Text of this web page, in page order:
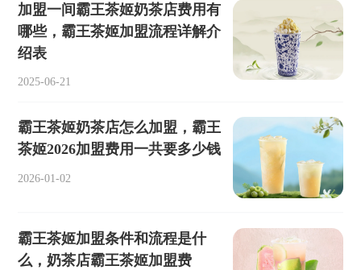
加盟一间霸王茶姬奶茶店费用有
哪些，霸王茶姬加盟流程详解介
绍表
2025-06-21
霸王茶姬奶茶店怎么加盟，霸王
茶姬2026加盟费用一共要多少钱
2026-01-02
霸王茶姬加盟条件和流程是什
么，奶茶店霸王茶姬加盟费